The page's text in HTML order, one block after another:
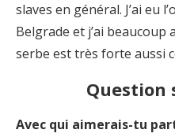
slaves en général. J’ai eu
Belgrade et j’ai beaucoup
serbe est très forte aussi
Question
Avec qui aimerais-tu